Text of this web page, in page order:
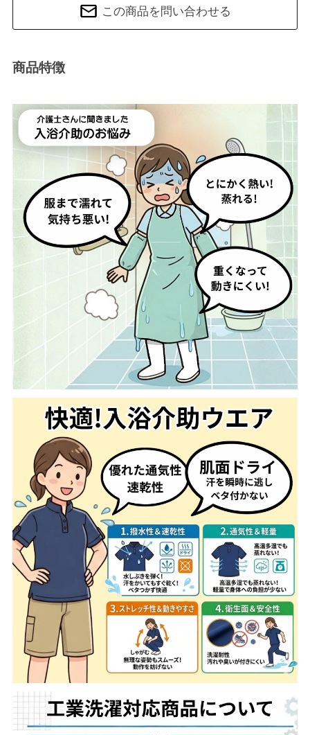
この商品を問い合わせる
商品特徴